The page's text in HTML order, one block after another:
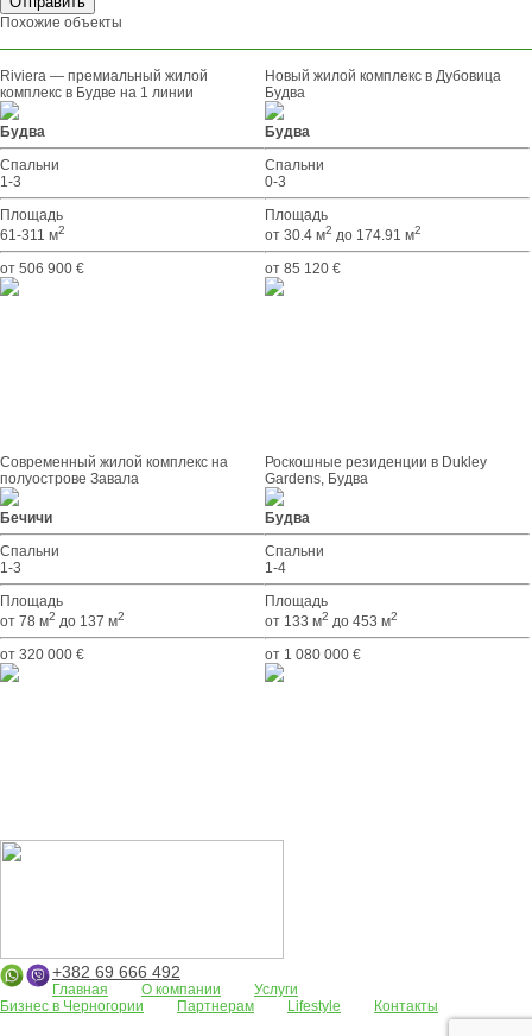
Похожие объекты
Riviera — премиальный жилой
комплекс в Будве на 1 линии
Будва
Спальни
1-3
Площадь
61-311 м2
от 506 900 €
Новый жилой комплекс в Дубовица
Будва
Будва
Спальни
0-3
Площадь
от 30.4 м2 до 174.91 м2
от 85 120 €
Современный жилой комплекс на
полуострове Завала
Бечичи
Спальни
1-3
Площадь
от 78 м2 до 137 м2
от 320 000 €
Роскошные резиденции в Dukley
Gardens, Будва
Будва
Спальни
1-4
Площадь
от 133 м2 до 453 м2
от 1 080 000 €
+382 69 666 492
Главная О компании
Услуги
Бизнес в Черногории
Партнерам Lifestyle Контакты
Жилые